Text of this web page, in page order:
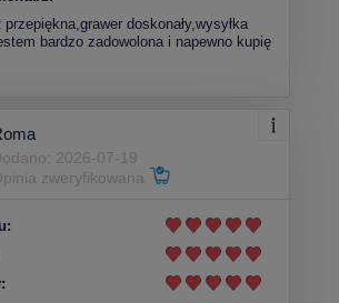
doskonały,wysyłka
bardzo zadowolona i napewno kupię
2026-07-19
zweryfikowana